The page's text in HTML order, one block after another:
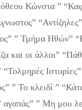
Κώνστα ”
” Τμήμα Ηθών”
και οι άλλοι”
” Το κλειδί ”
” Μη μου